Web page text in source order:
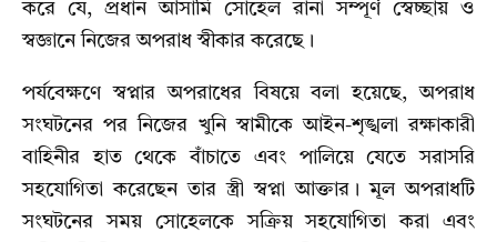
করে যে, প্রধান আসামি সোহেল রানা সম্পূর্ণ স্বেচ্ছায় ও
স্বজ্ঞানে নিজের অপরাধ স্বীকার করেছে।
পর্যবেক্ষণে স্বপ্নার অপরাধের বিষয়ে বলা হয়েছে, অপরাধ
সংঘটনের পর নিজের খুনি স্বামীকে আইন-শৃঙ্খলা রক্ষাকারী
বাহিনীর হাত থেকে বাঁচাতে এবং পালিয়ে যেতে সরাসরি
সহযোগিতা করেছেন তার স্ত্রী স্বপ্না আক্তার। মূল অপরাধটি
সংঘটনের সময় সোহেলকে সক্রিয় সহযোগিতা করা এবং